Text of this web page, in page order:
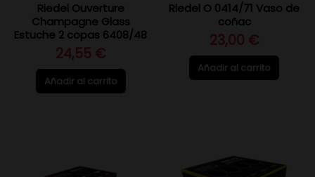
Riedel Ouverture
Champagne Glass
Estuche 2 copas 6408/48
24,55 €
Añadir al carrito
Riedel O 0414/71 Vaso de
coñac
23,00 €
Añadir al carrito